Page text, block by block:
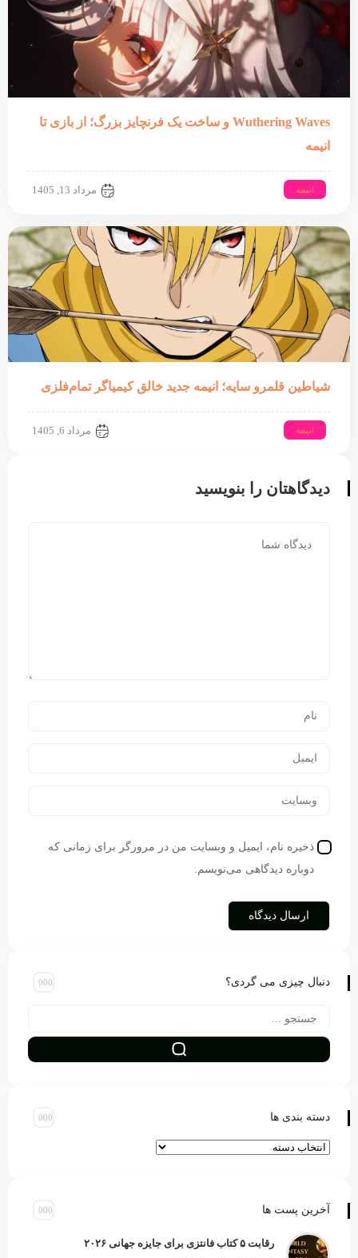
Wuthering Waves و ساخت یک فرنچایز بزرگ؛ از بازی تا
انیمه
انیمه مرداد 13, 1405
شیاطین قلمرو سایه؛ انیمه جدید خالق کیمیاگر تمام‌فلزی
انیمه مرداد 6, 1405
دیدگاهتان را بنویسید
ذخیره نام، ایمیل و وبسایت من در مرورگر برای زمانی که
دوباره دیدگاهی می‌نویسم.
دنبال چیزی می گردی؟
دسته بندی ها
آخرین پست ها
رقابت ۵ کتاب فانتزی برای جایزه جهانی ۲۰۲۶